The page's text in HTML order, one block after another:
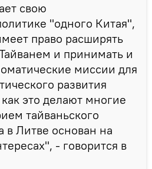
свою
"одного Китая",
право расширять
и принимать и
миссии для
развития
это делают многие
тайваньского
в Литве основан на
- говорится в